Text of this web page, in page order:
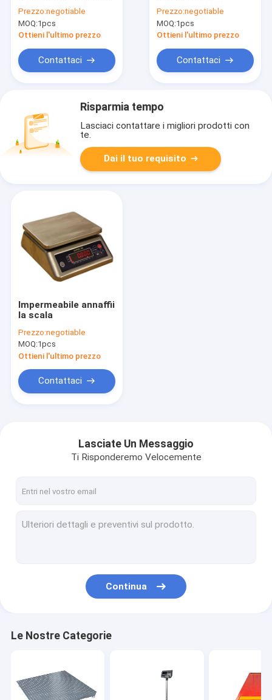
Casa
Circa noi
Prezzo:negotiable
MOQ:1pcs
Ottieni l'ultimo prezzo
Contattaci
della lampadina
Prezzo:negotiable
MOQ:1pcs
Ottieni l'ultimo prezzo
Contattaci
Risparmia tempo
Lasciaci contattare i migliori prodotti con
te.
Dai il tuo requisito
Impermeabile annaffii
la scala
Prezzo:negotiable
MOQ:1pcs
Ottieni l'ultimo prezzo
Contattaci
Lasciate Un Messaggio
Ti Risponderemo Velocemente
Continua
Le Nostre Categorie